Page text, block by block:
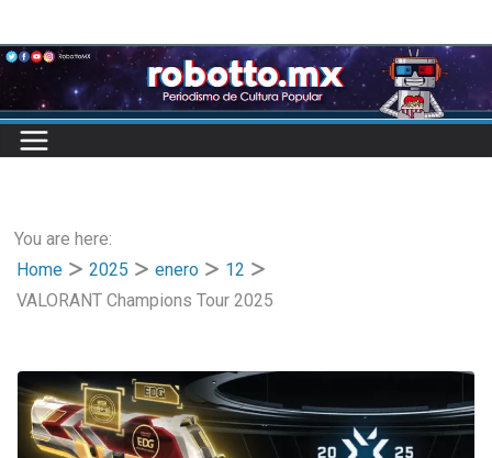
to
content
You are here:
Home
2025 enero
12
VALORANT Champions Tour 2025